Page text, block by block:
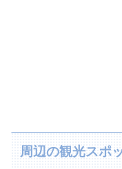
周辺の観光スポ